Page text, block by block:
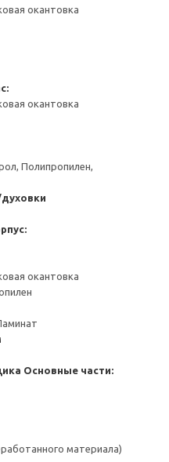
окантовка
окантовка
Полипропилен,
окантовка
Основные части:
материала)